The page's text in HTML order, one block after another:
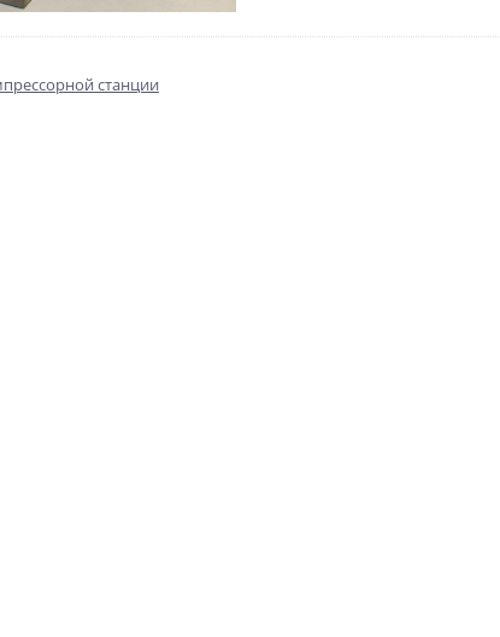
Компрессор винтовой BK
30/8 PM
452 929
900/10
станции